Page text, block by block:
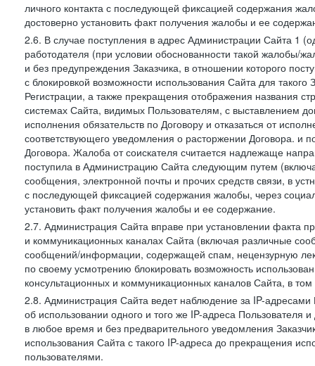
личного контакта с последующей фиксацией содержания
достоверно установить факт получения жалобы и ее
2.6. В случае поступления в адрес Администрации Сайта 1
работодателя (при условии обоснованности такой
и без предупреждения Заказчика, в отношении которого
с блокировкой возможности использования Сайта для
Регистрации, а также прекращения отображения названия
системах Сайта, видимых Пользователям, с выставлением
исполнения обязательств по Договору и отказаться от
соответствующего уведомления о расторжении Договора. и
Договора. Жалоба от соискателя считается надлежаще
поступила в Администрацию Сайта следующим путем
сообщения, электронной почты и прочих средств связи, в
с последующей фиксацией содержания жалобы, через
установить факт получения жалобы и ее содержание.
2.7. Администрация Сайта вправе при установлении факта
и коммуникационных каналах Сайта (включая различные
сообщений/информации, содержащей спам, нецензурную
по своему усмотрению блокировать возможность
консультационных и коммуникационных каналов Сайта, в
2.8. Администрация Сайта ведет наблюдение за IP-
об использовании одного и того же IP-адреса Пользователя
в любое время и без предварительного уведомления
использования Сайта с такого IP-адреса до прекращения
пользователями.